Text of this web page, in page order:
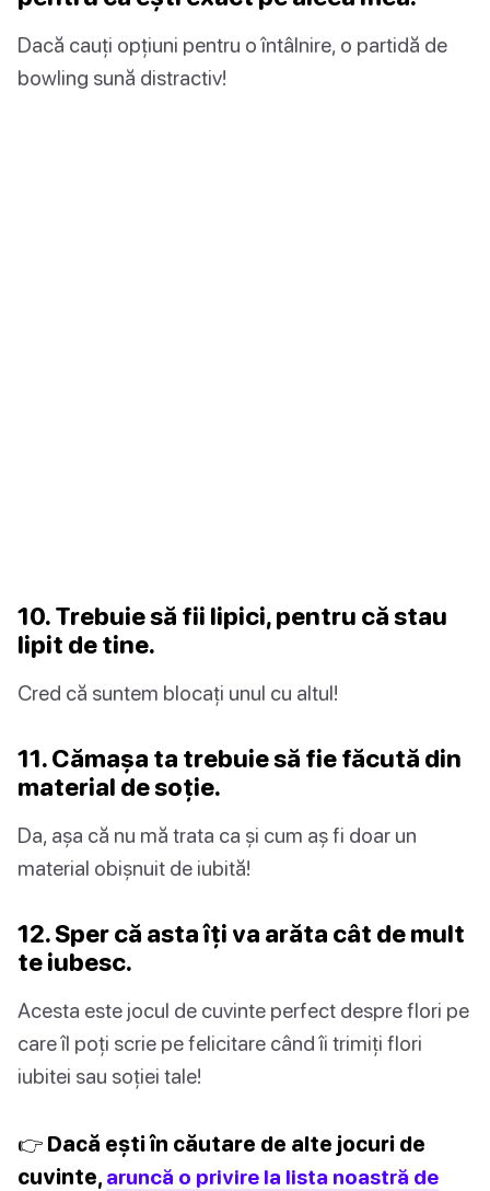
Dacă cauți opțiuni pentru o întâlnire, o partidă de
bowling sună distractiv!
10. Trebuie să fii lipici, pentru că stau
lipit de tine.
Cred că suntem blocați unul cu altul!
11. Cămașa ta trebuie să fie făcută din
material de soție.
Da, așa că nu mă trata ca și cum aș fi doar un
material obișnuit de iubită!
12. Sper că asta îți va arăta cât de mult
te iubesc.
Acesta este jocul de cuvinte perfect despre flori pe
care îl poți scrie pe felicitare când îi trimiți flori
iubitei sau soției tale!
👉 Dacă ești în căutare de alte jocuri de
cuvinte, aruncă o privire la lista noastră de